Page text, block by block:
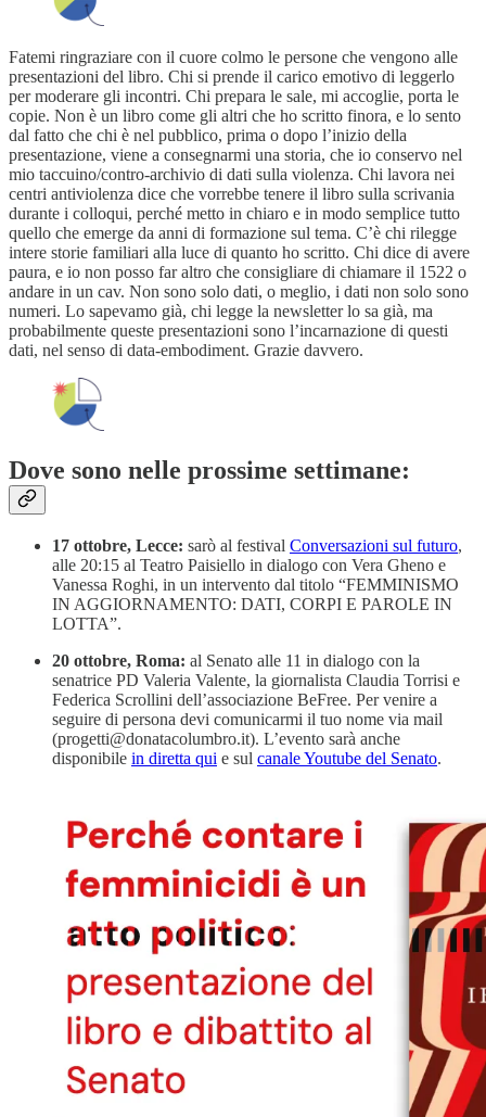
Fatemi ringraziare con il cuore colmo le persone che vengono alle
presentazioni del libro. Chi si prende il carico emotivo di leggerlo
per moderare gli incontri. Chi prepara le sale, mi accoglie, porta le
copie. Non è un libro come gli altri che ho scritto finora, e lo sento
dal fatto che chi è nel pubblico, prima o dopo l’inizio della
presentazione, viene a consegnarmi una storia, che io conservo nel
mio taccuino/contro-archivio di dati sulla violenza. Chi lavora nei
centri antiviolenza dice che vorrebbe tenere il libro sulla scrivania
durante i colloqui, perché metto in chiaro e in modo semplice tutto
quello che emerge da anni di formazione sul tema. C’è chi rilegge
intere storie familiari alla luce di quanto ho scritto. Chi dice di avere
paura, e io non posso far altro che consigliare di chiamare il 1522 o
andare in un cav. Non sono solo dati, o meglio, i dati non solo sono
numeri. Lo sapevamo già, chi legge la newsletter lo sa già, ma
probabilmente queste presentazioni sono l’incarnazione di questi
dati, nel senso di data-embodiment. Grazie davvero.
Dove sono nelle prossime settimane:
17 ottobre, Lecce: sarò al festival Conversazioni sul futuro,
alle 20:15 al Teatro Paisiello in dialogo con Vera Gheno e
Vanessa Roghi, in un intervento dal titolo “FEMMINISMO
IN AGGIORNAMENTO: DATI, CORPI E PAROLE IN
LOTTA”.
20 ottobre, Roma: al Senato alle 11 in dialogo con la
senatrice PD Valeria Valente, la giornalista Claudia Torrisi e
Federica Scrollini dell’associazione BeFree. Per venire a
seguire di persona devi comunicarmi il tuo nome via mail
(progetti@donatacolumbro.it). L’evento sarà anche
disponibile in diretta qui e sul canale Youtube del Senato.